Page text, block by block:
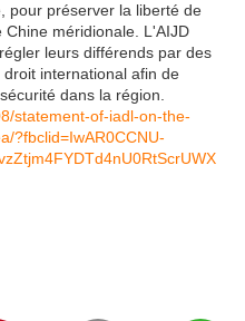
pour préserver la liberté de
méridionale. L'AIJD
leurs différends par des
international afin de
dans la région.
statement-of-iadl-on-the-
?fbclid=IwAR0CCNU-